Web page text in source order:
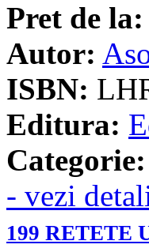
Pret de la:
Autor:
ISBN:
Editura:
Categorie:
- vezi
199 RETETE